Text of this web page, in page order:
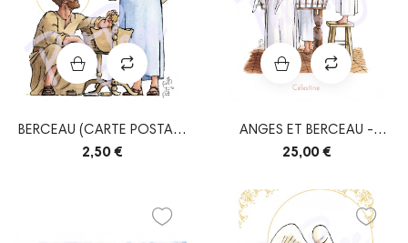
BERCEAU (CARTE POSTALE
SIMPLE)
2,50 €
ANGES ET BERCEAU -
TIRAGE PERSONNALISÉ
25,00 €